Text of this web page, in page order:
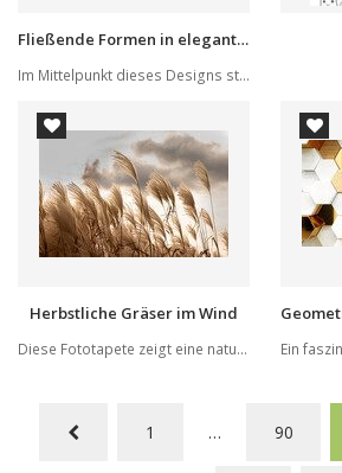
Fließende Formen in elegantem Hochglanz
Im Mittelpunkt dieses Designs steht eine dynami...
Herbstliche Gräser im Wind
Diese Fototapete zeigt eine naturbelassene Herb...
1 … 90